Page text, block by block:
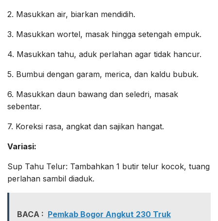
2. Masukkan air, biarkan mendidih.
3. Masukkan wortel, masak hingga setengah empuk.
4. Masukkan tahu, aduk perlahan agar tidak hancur.
5. Bumbui dengan garam, merica, dan kaldu bubuk.
6. Masukkan daun bawang dan seledri, masak
sebentar.
7. Koreksi rasa, angkat dan sajikan hangat.
Variasi:
Sup Tahu Telur: Tambahkan 1 butir telur kocok, tuang
perlahan sambil diaduk.
BACA : Pemkab Bogor Angkut 230 Truk